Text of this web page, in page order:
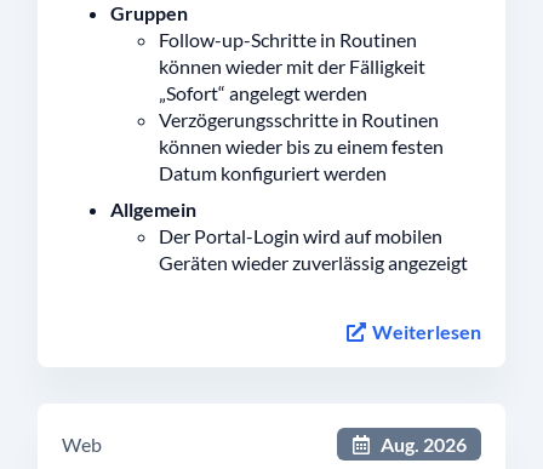
Gruppen
Follow-up-Schritte in Routinen
können wieder mit der Fälligkeit
„Sofort“ angelegt werden
Verzögerungsschritte in Routinen
können wieder bis zu einem festen
Datum konfiguriert werden
Allgemein
Der Portal-Login wird auf mobilen
Geräten wieder zuverlässig angezeigt
Weiterlesen
Web Aug. 2026